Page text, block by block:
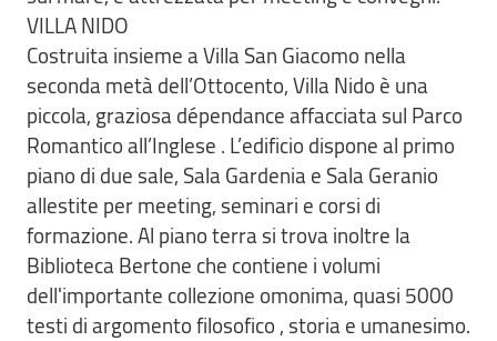
VILLA NIDO
Costruita insieme a Villa San Giacomo nella
seconda metà dell’Ottocento, Villa Nido è una
piccola, graziosa dépendance affacciata sul Parco
Romantico all’Inglese . L’edificio dispone al primo
piano di due sale, Sala Gardenia e Sala Geranio
allestite per meeting, seminari e corsi di
formazione. Al piano terra si trova inoltre la
Biblioteca Bertone che contiene i volumi
dell'importante collezione omonima, quasi 5000
testi di argomento filosofico , storia e umanesimo.